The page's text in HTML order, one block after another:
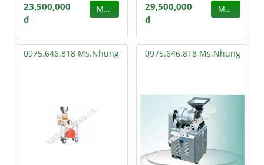
23,500,000
đ
MUA
29,500,000
đ
MUA
0975.646.818 Ms.Nhung 0975.646.818 Ms.Nhung